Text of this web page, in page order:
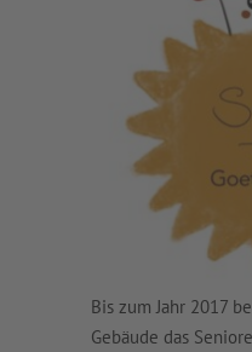
Bis zum Jahr 2017
Gebäude das